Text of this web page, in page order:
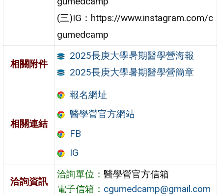
(三)IG：https://www.instagram.com/c
gumedcamp
相關附件
2025長庚大學暑期醫學營海報
2025長庚大學暑期醫學營簡章
相關連結
報名網址
醫學營官方網站
FB
IG
洽詢資訊
洽詢單位：醫學營官方信箱
電子信箱： cgumedcamp@gmail.com